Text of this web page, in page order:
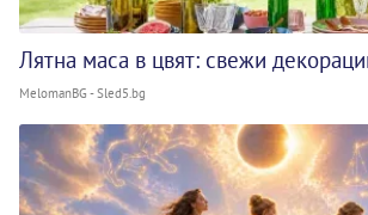
Лятна маса в цвят: свежи
MelomanBG - Sled5.bg